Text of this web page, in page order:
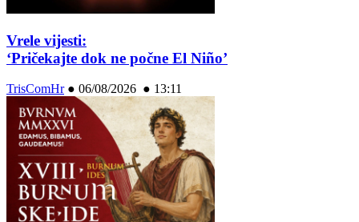
Vrele vijesti:
‘Pričekajte dok ne počne El Niño’
TrisComHr● 06/08/2026 ● 13:11